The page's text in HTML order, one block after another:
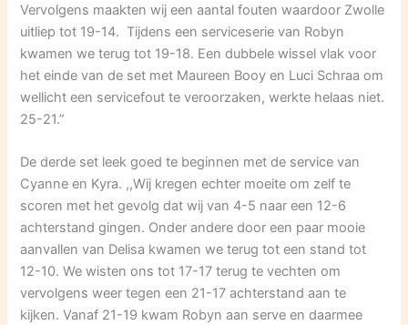
Vervolgens maakten wij een aantal fouten waardoor Zwolle
uitliep tot 19-14. Tijdens een serviceserie van Robyn
kwamen we terug tot 19-18. Een dubbele wissel vlak voor
het einde van de set met Maureen Booy en Luci Schraa om
wellicht een servicefout te veroorzaken, werkte helaas niet.
25-21.”
De derde set leek goed te beginnen met de service van
Cyanne en Kyra. ,,Wij kregen echter moeite om zelf te
scoren met het gevolg dat wij van 4-5 naar een 12-6
achterstand gingen. Onder andere door een paar mooie
aanvallen van Delisa kwamen we terug tot een stand tot
12-10. We wisten ons tot 17-17 terug te vechten om
vervolgens weer tegen een 21-17 achterstand aan te
kijken. Vanaf 21-19 kwam Robyn aan serve en daarmee